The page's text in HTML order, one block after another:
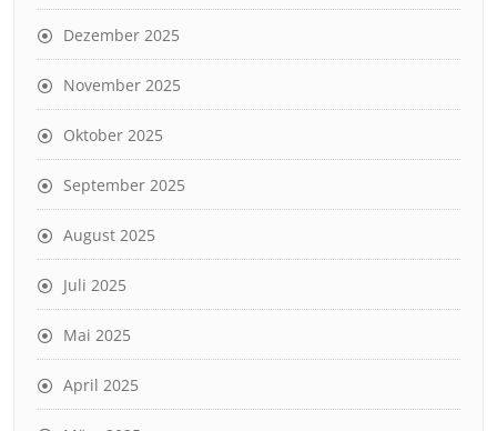
Dezember 2025
November 2025
Oktober 2025
September 2025
August 2025
Juli 2025
Mai 2025
April 2025